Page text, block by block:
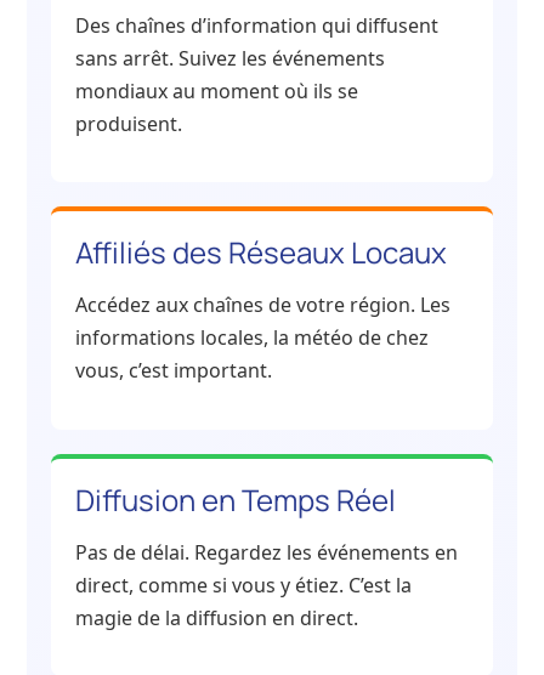
Des chaînes d’information qui diffusent
sans arrêt. Suivez les événements
mondiaux au moment où ils se
produisent.
Affiliés des Réseaux Locaux
Accédez aux chaînes de votre région. Les
informations locales, la météo de chez
vous, c’est important.
Diffusion en Temps Réel
Pas de délai. Regardez les événements en
direct, comme si vous y étiez. C’est la
magie de la diffusion en direct.